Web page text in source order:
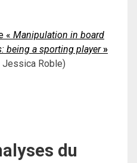
« Manipulation in board
being a sporting player»
Roble)
du